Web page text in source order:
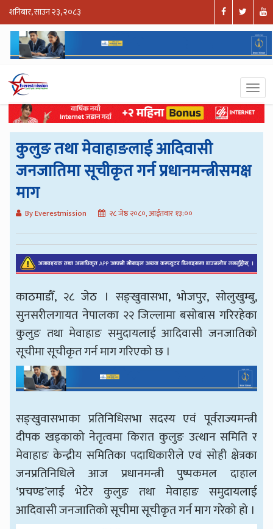
शनिबार, साउन २३, २०८३
कुलुङ तथा मेवाहाङलाई आदिवासी
जनजातिमा सूचीकृत गर्न प्रधानमन्त्रीसमक्ष
माग
By Everestmission २८ जेष्ठ २०८०, आईतवार १३:००
काठमाडौँ, २८ जेठ । सङ्खुवासभा, भोजपुर, सोलुखुम्बु,
सुनसरीलगायत नेपालका २२ जिल्लामा बसोबास गरिरहेका
कुलुङ तथा मेवाहाङ समुदायलाई आदिवासी जनजातिको
सूचीमा सूचीकृत गर्न माग गरिएको छ ।
सङ्खुवासभाका प्रतिनिधिसभा सदस्य एवं पूर्वराज्यमन्त्री
दीपक खड्काको नेतृत्वमा किरात कुलुङ उत्थान समिति र
मेवाहाङ केन्द्रीय समितिका पदाधिकारीले एवं सोही क्षेत्रका
जनप्रतिनिधिले आज प्रधानमन्त्री पुष्पकमल दाहाल
‘प्रचण्ड’लाई भेटेर कुलुङ तथा मेवाहाङ समुदायलाई
आदिवासी जनजातिको सूचीमा सूचीकृत गर्न माग गरेको हो ।